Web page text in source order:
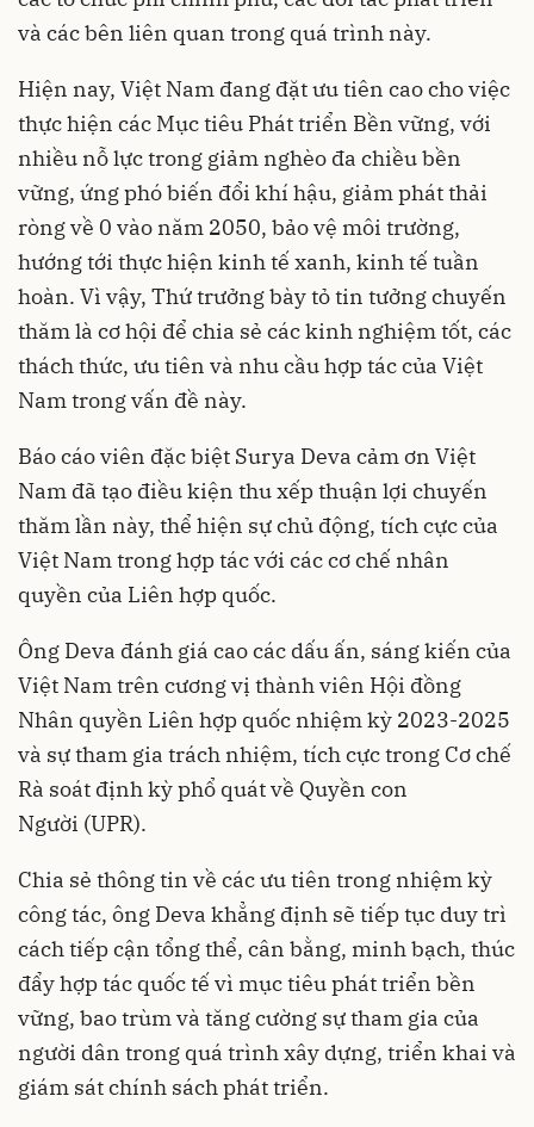
và các bên liên quan trong quá trình này.
Hiện nay, Việt Nam đang đặt ưu tiên cao cho việc
thực hiện các Mục tiêu Phát triển Bền vững, với
nhiều nỗ lực trong giảm nghèo đa chiều bền
vững, ứng phó biến đổi khí hậu, giảm phát thải
ròng về 0 vào năm 2050, bảo vệ môi trường,
hướng tới thực hiện kinh tế xanh, kinh tế tuần
hoàn. Vì vậy, Thứ trưởng bày tỏ tin tưởng chuyến
thăm là cơ hội để chia sẻ các kinh nghiệm tốt, các
thách thức, ưu tiên và nhu cầu hợp tác của Việt
Nam trong vấn đề này.
Báo cáo viên đặc biệt Surya Deva cảm ơn Việt
Nam đã tạo điều kiện thu xếp thuận lợi chuyến
thăm lần này, thể hiện sự chủ động, tích cực của
Việt Nam trong hợp tác với các cơ chế nhân
quyền của Liên hợp quốc.
Ông Deva đánh giá cao các dấu ấn, sáng kiến của
Việt Nam trên cương vị thành viên Hội đồng
Nhân quyền Liên hợp quốc nhiệm kỳ 2023-2025
và sự tham gia trách nhiệm, tích cực trong Cơ chế
Rà soát định kỳ phổ quát về Quyền con
Người (UPR).
Chia sẻ thông tin về các ưu tiên trong nhiệm kỳ
công tác, ông Deva khẳng định sẽ tiếp tục duy trì
cách tiếp cận tổng thể, cân bằng, minh bạch, thúc
đẩy hợp tác quốc tế vì mục tiêu phát triển bền
vững, bao trùm và tăng cường sự tham gia của
người dân trong quá trình xây dựng, triển khai và
giám sát chính sách phát triển.